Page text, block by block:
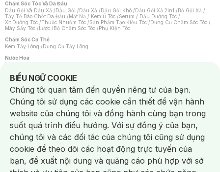
Chăm Sóc Tóc Và Da Đầu
Dầu Gội Và Dầu Xả /Dầu Gội /Dầu Xả /Dầu Gội Khô /Dầu Gội Xả 2in1 /Bộ Gội Xả /
Tẩy Tế Bào Chết Da Đầu /Mặt Nạ / Kem Ủ Tóc /Serum / Dầu Dưỡng Tóc /
Xịt Dưỡng Tóc /Thuốc Nhuộm Tóc /Sản Phẩm Tạo Kiểu Tóc /Dụng Cụ Chăm Sóc Tóc /
Máy Sấy Tóc /Lược /Bộ Chăm Sóc Tóc /Phụ Kiện Tóc
Chăm Sóc Cơ Thể
Kem Tẩy Lông /Dụng Cụ Tẩy Lông
Nước Hoa
Nước Hoa Nữ
Chăm Sóc Cá Nhân
Chống Muỗi /Khẩu Trang /Máy Massage/Mặt Nạ Xông Hơi /Nước Rửa Tay/
Sản Phẩm Chăm Sóc Khác /Bàn Chải Đánh Răng /Bàn Chải Điện/
Hỗ Trợ Trắng Răng/Kem Đánh Răng /Máy Tăm Nước/ Nước Súc Miệng/
Tăm / Chỉ Nha Khoa/ Xịt Thơm Miệng / Dung Dịch Vệ Sinh/Dưỡng Vùng Kín/
Khăn Ướt Vệ Sinh Vùng Kín/Băng Vệ Sinh/Tampon/Bọt Cạo Râu /Dao Cạo Râu/
Máy Cạo Râu
Vấn Đề Về Da
Da Dầu / Lỗ Chân Lông To/ Da Khô / Mất Nước/ Da Lão Hóa/ Da Mụn/
Da Nhạy Cảm / Kích Ứng
Da Xỉn Màu Thâm / Nám / Tàn Nhang
Quầng Thâm & Bọng Mắt /Sẹo /Viêm Da Cơ Địa
Dụng Cụ / Phụ Kiện Chăm Sóc Da
Bông Tẩy Trang
Khăn Lau Mặt Khô Dụng Cụ / Máy Rửa Mặt Máy Chăm Sóc Da
BIỂU NGỮ COOKIE
Notice about cookies usage
Chúng tôi quan tâm đến quyền riêng tư của bạn.
Chúng tôi sử dụng các cookie cần thiết để vận hành
website của chúng tôi và đồng hành cùng bạn trong
suốt quá trình điều hướng. Với sự đồng ý của bạn,
chúng tôi và các đối tác của chúng tôi cũng sử dụng
cookie để theo dõi các hoạt động trực tuyến của
bạn, đề xuất nội dung và quảng cáo phù hợp với sở